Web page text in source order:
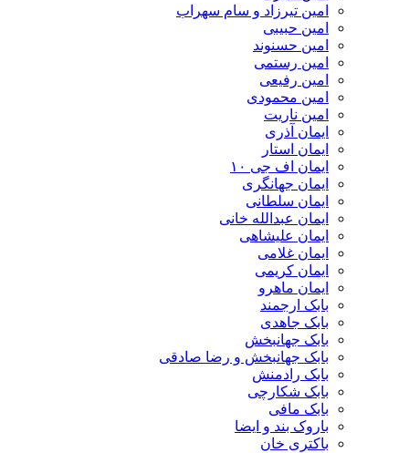
امین تیرزاد و سام سهراب
امین حبیبی
امین حسنوند
امین رستمی
امین رفیعی
امین محمودی
امین ناریت
ایمان آذری
ایمان استار
ایمان اف جی ۱۰
ایمان جهانگری
ایمان سلطانی
ایمان عبدالله خانی
ایمان علیشاهی
ایمان غلامی
ایمان کریمی
ایمان ماهرو
بابک ارجمند
بابک جاهدی
بابک جهانبخش
بابک جهانبخش و رضا صادقی
بابک رادمنش
بابک شکارچی
بابک مافی
باروک بند و ایضا
باکتری خان